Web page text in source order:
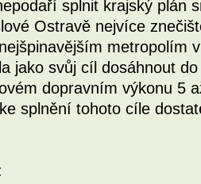
splnit krajský plán
Ostravě nejvíce
metropolím
jako svůj cíl dosáhnout
dopravním výkonu 5
splnění tohoto cíle